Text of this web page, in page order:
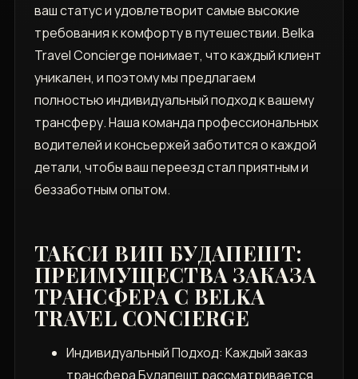
ваш статус и удовлетворит самые высокие
требования к комфорту в путешествии. Belka
Travel Concierge понимает, что каждый клиент
уникален, и поэтому мы предлагаем
полностью индивидуальный подход к вашему
трансферу. Наша команда профессиональных
водителей и консьержей заботится о каждой
детали, чтобы ваш переезд стал приятным и
беззаботным опытом.
ТАКСИ ВИП БУДАПЕШТ:
ПРЕИМУЩЕСТВА ЗАКАЗА
ТРАНСФЕРА С BELKA
TRAVEL CONCIERGE
Индивидуальный Подход: Каждый заказ
трансфера Будапешт рассматривается